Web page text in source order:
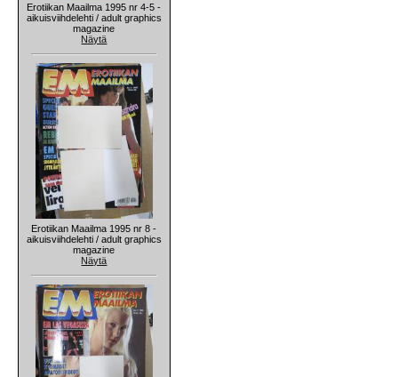
Erotiikan Maailma 1995 nr 4-5 -
aikuisviihdelehti / adult graphics
magazine
Näytä
Erotiikan Maailma 1995 nr 8 -
aikuisviihdelehti / adult graphics
magazine
Näytä